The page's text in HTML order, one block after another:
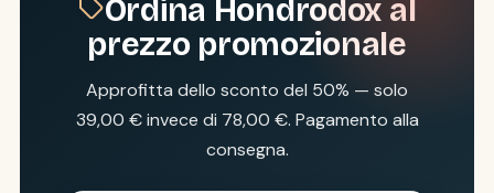
Ordina Hondrodox al
prezzo promozionale
Approfitta dello sconto del 50% — solo
39,00 € invece di 78,00 €. Pagamento alla
consegna.